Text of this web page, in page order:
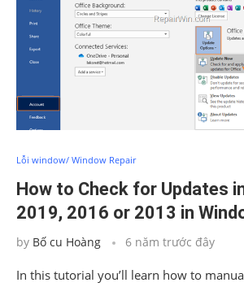
Lỗi window/ Window Repair
How to Check for Updates
2019, 2016 or 2013 in
by Bố cu Hoàng 6 năm trước đây
In this tutorial you’ll learn how to